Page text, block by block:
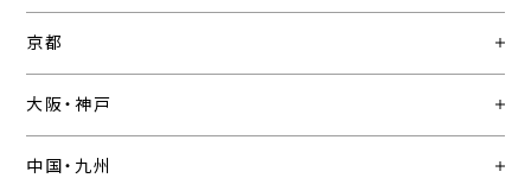
京都
大阪・神戸
中国・九州